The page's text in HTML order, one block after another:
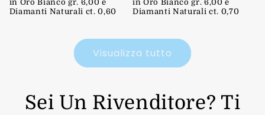
in Oro Bianco gr. 6,00 e
Diamanti Naturali ct. 0,60
in Oro Bianco gr. 6,00 e
Diamanti Naturali ct. 0,70
Visualizza tutto
Sei Un Rivenditore? Ti